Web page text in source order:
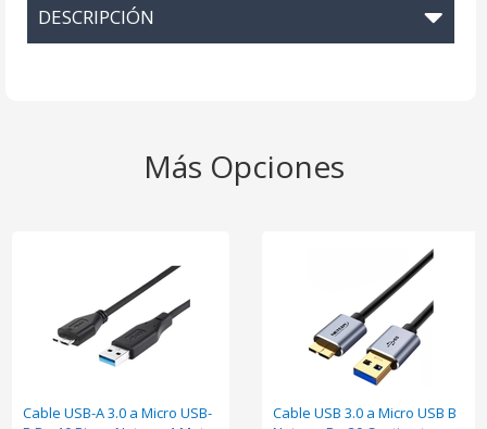
DESCRIPCIÓN
Más Opciones
Cable USB-A 3.0 a Micro USB-
Cable USB 3.0 a Micro USB B